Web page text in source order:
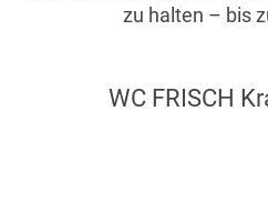
zu halten – bis
WC FRISCH